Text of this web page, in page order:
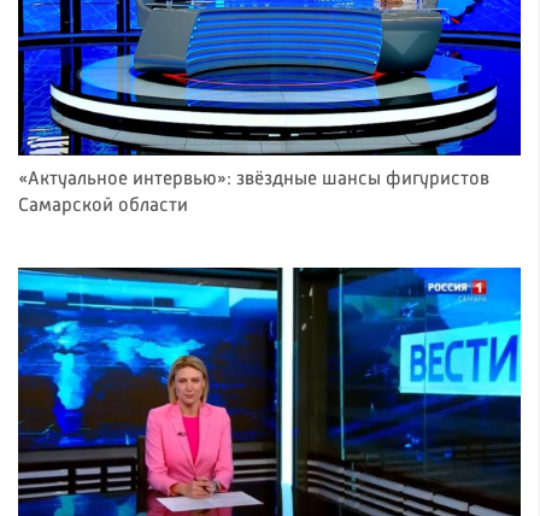
«Актуальное интервью»: звёздные шансы фигуристов
Самарской области